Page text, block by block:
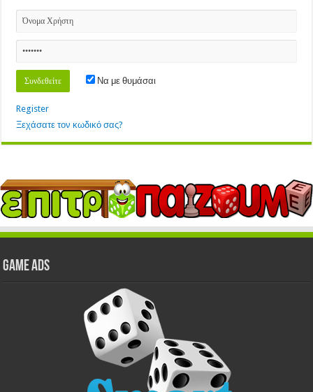
Να με θυμάσαι
Register
Ξεχάσατε τον κωδικό σας?
GAME ADS